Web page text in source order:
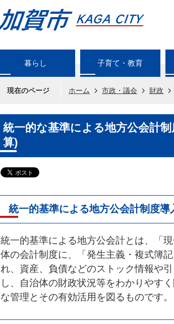
暮らし 子育て・教育
現在のページ ホーム 市政・議会 財政
統一的な基準による地方公会計
算)
統一的基準による地方公会計制度導
統一的基準による地方公会計とは、「
体の会計制度に、「発生主義・複式簿
れ、資産、負債などのストック情報や
し、自治体の財政状況等をわかりやす
な管理とその有効活用を図るものです。